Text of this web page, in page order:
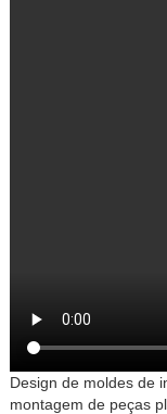
Design de moldes de
montagem de peças